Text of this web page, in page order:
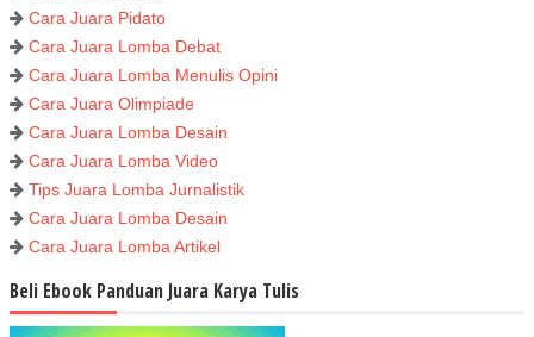
Cara Juara Pidato
Cara Juara Lomba Debat
Cara Juara Lomba Menulis Opini
Cara Juara Olimpiade
Cara Juara Lomba Desain
Cara Juara Lomba Video
Tips Juara Lomba Jurnalistik
Cara Juara Lomba Desain
Cara Juara Lomba Artikel
Beli Ebook Panduan Juara Karya Tulis